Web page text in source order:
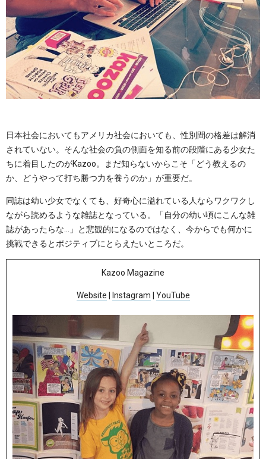
日本社会においてもアメリカ社会においても、性別間の格差は解消
されていない。そんな社会の負の側面を知る前の段階にある少女た
ちに着目したのがKazoo。まだ知らないからこそ「どう教えるの
か、どうやって打ち勝つ力を養うのか」が重要だ。
同誌は幼い少女でなくても、好奇心に溢れている人ならワクワクし
ながら読めるような雑誌となっている。「自分の幼い頃にこんな雑
誌があったらな…」と悲観的になるのではなく、今からでも何かに
挑戦できるとポジティブにとらえたいところだ。
Kazoo Magazine
Website Instagram YouTube